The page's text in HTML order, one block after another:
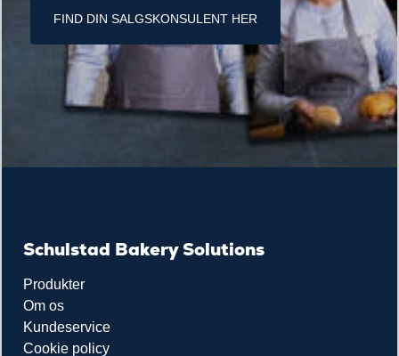
FIND DIN SALGSKONSULENT HER
Schulstad Bakery Solutions
Produkter
Om os
Kundeservice
Cookie policy